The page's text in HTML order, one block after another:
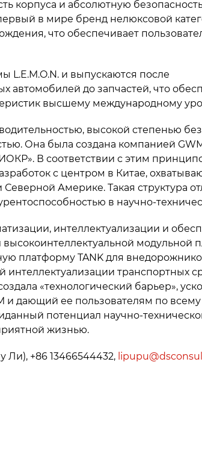
корпуса и абсолютную
в мире бренд нелюксовой
что обеспечивает
L.E.M.O.N. и выпускаются после
автомобилей до запчастей, что
высшему международному
высокой степенью
Она была создана компанией
В соответствии с этим
с центром в Китае,
Америке. Такая структура
в научно-
интеллектуализации и
модульной
платформу TANK для
транспортных
«технологический барьер»,
и дающий ее пользователям по
потенциал научно-
жизнью.
+86 13466544432,